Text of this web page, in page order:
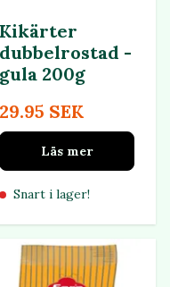
Kikärter
dubbelrostad -
gula 200g
29.95 SEK
Läs mer
Snart i lager!